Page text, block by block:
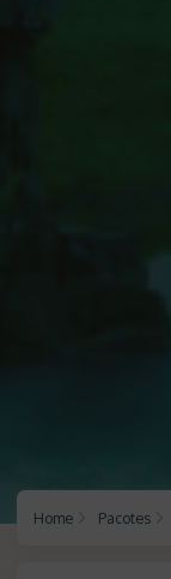
Home Pacotes